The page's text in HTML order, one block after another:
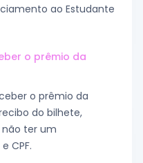
ao Estudante
o prêmio da
o prêmio da
do bilhete,
não ter um
CPF.